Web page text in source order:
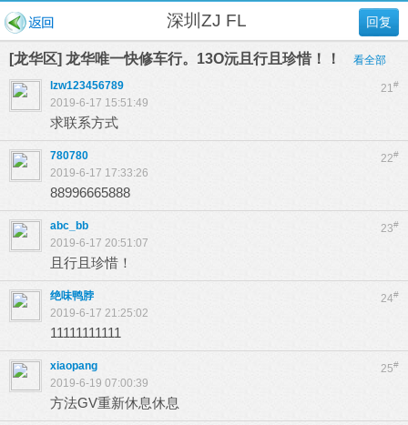
回复
深圳ZJ FL
[龙华区] 龙华唯一快修车行。13O沅且行且珍惜！！ 看全部
21#
lzw123456789
2019-6-17 15:51:49
求联系方式
22#
780780
2019-6-17 17:33:26
88996665888
23#
abc_bb
2019-6-17 20:51:07
且行且珍惜！
24#
绝味鸭脖
2019-6-17 21:25:02
11111111111
25#
xiaopang
2019-6-19 07:00:39
方法GV重新休息休息